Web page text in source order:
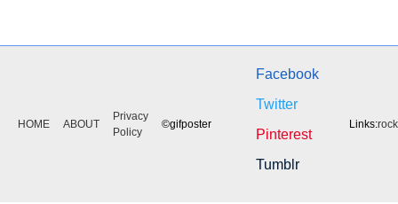
HOME ABOUT
Privacy
Policy
©gifposter
Facebook
Twitter
Pinterest
Tumblr
Links: